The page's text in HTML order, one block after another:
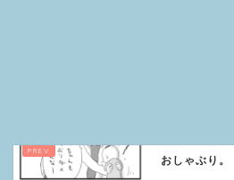
おしゃぶり。